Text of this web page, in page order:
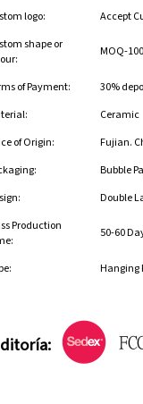
logo:
Accept
shape or
MOQ-
of Payment:
30%
Ceramic
of Origin:
Fujian.
Bubble
Double
Production
50-60
Hanging